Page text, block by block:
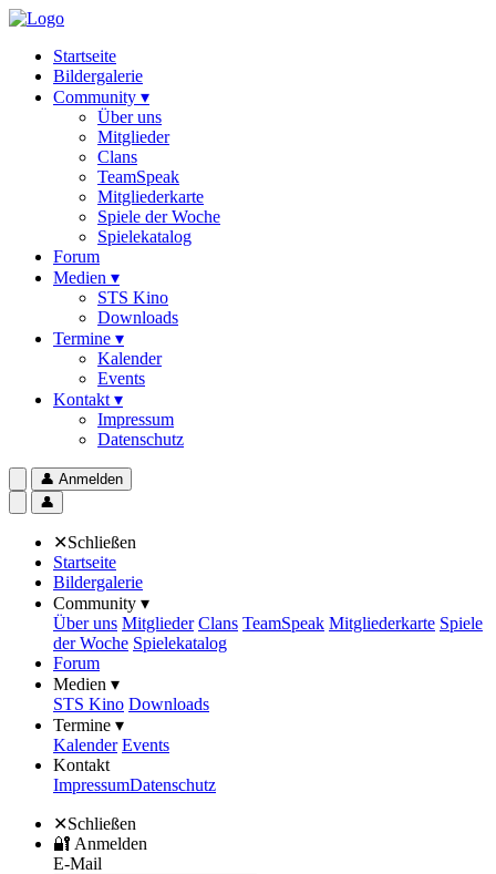
Startseite
Bildergalerie
Community ▾
Über uns
Mitglieder
Clans
TeamSpeak
Mitgliederkarte
Spiele der Woche
Spielekatalog
Forum
Medien ▾
STS Kino
Downloads
Termine ▾
Kalender
Events
Kontakt ▾
Impressum
Datenschutz
👤 Anmelden
👤
✕Schließen
Startseite
Bildergalerie
Community ▾
Über uns Mitglieder Clans TeamSpeak Mitgliederkarte Spiele
der Woche Spielekatalog
Forum
Medien ▾
STS Kino Downloads
Termine ▾
Kalender Events
Kontakt
ImpressumDatenschutz
✕Schließen
🔐 Anmelden
E-Mail